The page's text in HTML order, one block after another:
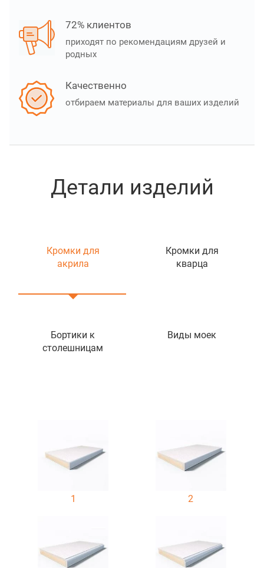
72% клиентов
приходят по рекомендациям друзей и
родных
Качественно
отбираем материалы для ваших изделий
Детали изделий
Кромки для
акрила
Кромки для
кварца
Бортики к
столешницам
Виды моек
1 2